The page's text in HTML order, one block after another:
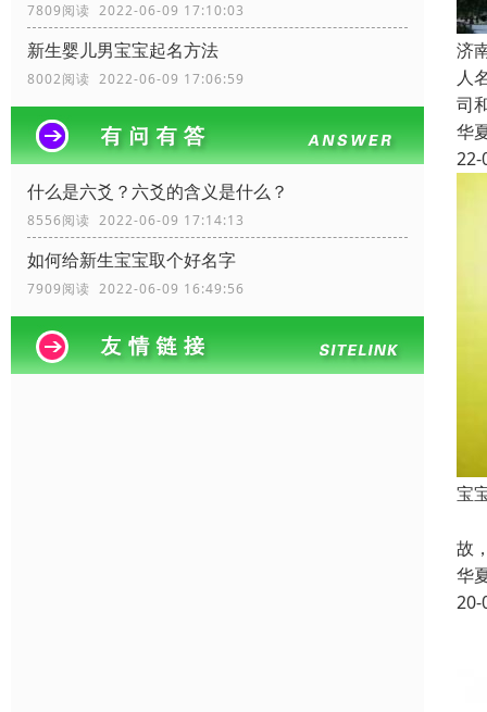
7809阅读 2022-06-09 17:10:03
新生婴儿男宝宝起名方法
8002阅读 2022-06-09 17:06:59
什么是六爻？六爻的含义是什么？
8556阅读 2022-06-09 17:14:13
如何给新生宝宝取个好名字
7909阅读 2022-06-09 16:49:56
济
人
司
华
22-
宝
故
华
20-